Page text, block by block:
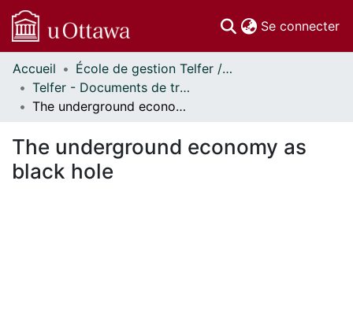
Se connecter
Communautés
et collections
Parcourir
À propos
Accueil
École de gestion Telfer // Telfer School of Management
Telfer - Documents de travail // Telfer - Working Papers
The underground economy as black hole
The underground economy as
black hole